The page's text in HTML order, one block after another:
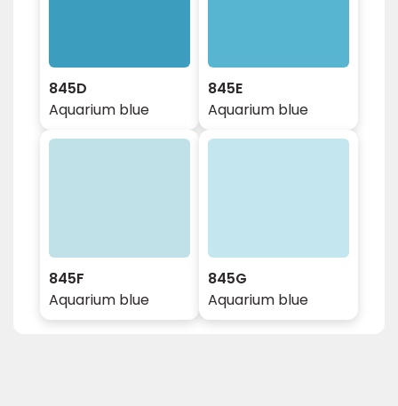
845D
Aquarium blue
845E
Aquarium blue
845F
Aquarium blue
845G
Aquarium blue